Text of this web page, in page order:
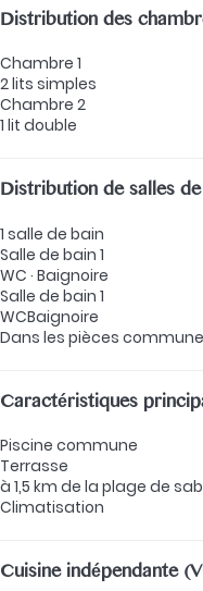
Distribution des
Chambre 1
2 lits simples
Chambre 2
1 lit double
Distribution de salles
1 salle de bain
Salle de bain 1
WC · Baignoire
Salle de bain 1
WCBaignoire
Dans les pièces
Caractéristiques
Piscine commune
Terrasse
à 1,5 km de la plage de
Climatisation
Cuisine indépendante